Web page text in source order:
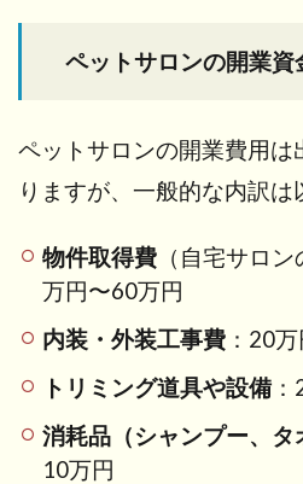
ペットサロンの開業資
ペットサロンの開業費用は
りますが、一般的な内訳は
物件取得費 （自宅サロ
万円〜60万円
内装・外装工事費 ：20
トリミング道具や設備：
消耗品（シャンプー、タ
10万円